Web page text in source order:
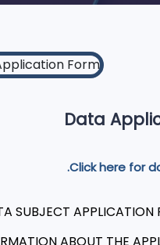
Data
Click here for
SUBJECT APPLICATION